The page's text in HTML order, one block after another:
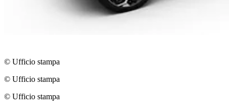
© Ufficio stampa
© Ufficio stampa
© Ufficio stampa